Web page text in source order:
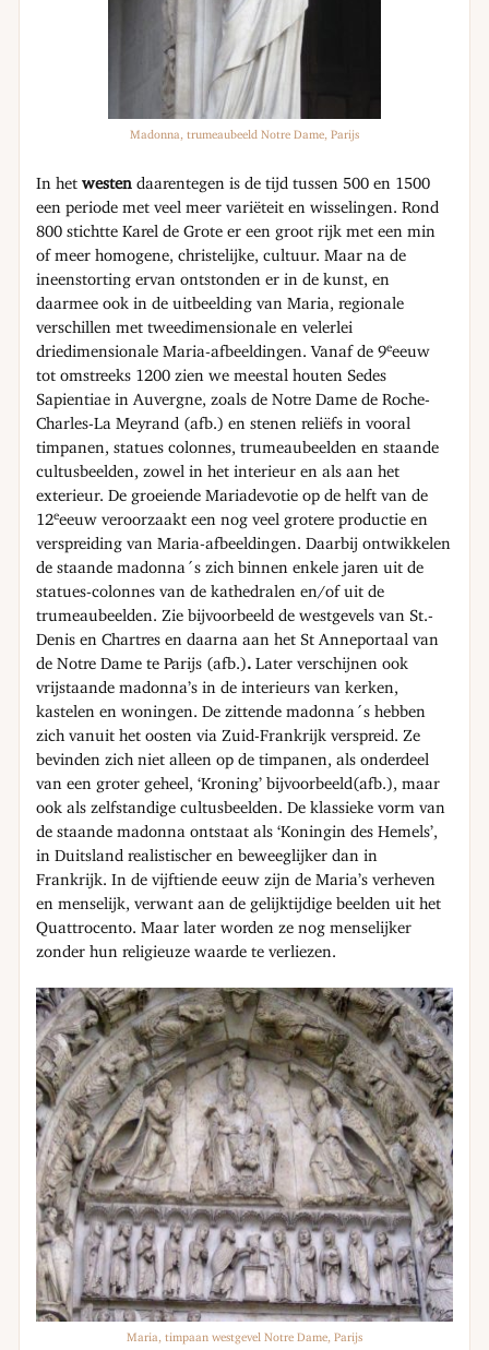
Madonna, trumeaubeeld Notre Dame, Parijs
In hetwesten daarentegen is de tijd tussen 500 en 1500
een periode met veel meer variëteit en wisselingen. Rond
800 stichtte Karel de Grote er een groot rijk met een min
of meer homogene, christelijke, cultuur. Maar na de
ineenstorting ervan ontstonden er in de kunst, en
daarmee ook in de uitbeelding van Maria, regionale
verschillen met tweedimensionale en velerlei
driedimensionale Maria-afbeeldingen. Vanaf de 9eeeuw
tot omstreeks 1200 zien we meestal houten Sedes
Sapientiae in Auvergne, zoals de Notre Dame de Roche-
Charles-La Meyrand (afb.) en stenen reliëfs in vooral
timpanen, statues colonnes, trumeaubeelden en staande
cultusbeelden, zowel in het interieur en als aan het
exterieur. De groeiende Mariadevotie op de helft van de
12eeeuw veroorzaakt een nog veel grotere productie en
verspreiding van Maria-afbeeldingen. Daarbij ontwikkelen
de staande madonna´s zich binnen enkele jaren uit de
statues-colonnes van de kathedralen en/of uit de
trumeaubeelden. Zie bijvoorbeeld de westgevels van St.-
Denis en Chartres en daarna aan het St Anneportaal van
de Notre Dame te Parijs (afb.).Later verschijnen ook
vrijstaande madonna’s in de interieurs van kerken,
kastelen en woningen. De zittende madonna´s hebben
zich vanuit het oosten via Zuid-Frankrijk verspreid. Ze
bevinden zich niet alleen op de timpanen, als onderdeel
van een groter geheel, ‘Kroning’ bijvoorbeeld(afb.), maar
ook als zelfstandige cultusbeelden. De klassieke vorm van
de staande madonna ontstaat als ‘Koningin des Hemels’,
in Duitsland realistischer en beweeglijker dan in
Frankrijk. In de vijftiende eeuw zijn de Maria’s verheven
en menselijk, verwant aan de gelijktijdige beelden uit het
Quattrocento. Maar later worden ze nog menselijker
zonder hun religieuze waarde te verliezen.
Maria, timpaan westgevel Notre Dame, Parijs